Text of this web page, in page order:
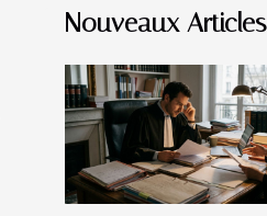
Nouveaux Articles